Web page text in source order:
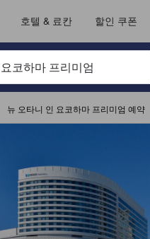
호텔 & 료칸 할인 쿠폰
숙소명을 입력하고 방향키나 탭 키
뉴 오타니 인 요코하마 프리미엄 예약
성 전 숙소 예약에서부터 체
기준 높은 평점
평점
요코하마 기준 높은 평점
평점